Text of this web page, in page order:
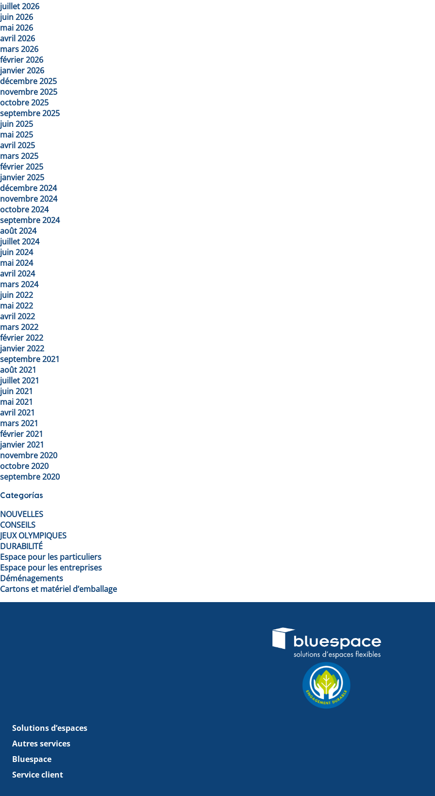
juillet 2026
juin 2026
mai 2026
avril 2026
mars 2026
février 2026
janvier 2026
décembre 2025
novembre 2025
octobre 2025
septembre 2025
juin 2025
mai 2025
avril 2025
mars 2025
février 2025
janvier 2025
décembre 2024
novembre 2024
octobre 2024
septembre 2024
août 2024
juillet 2024
juin 2024
mai 2024
avril 2024
mars 2024
juin 2022
mai 2022
avril 2022
mars 2022
février 2022
janvier 2022
septembre 2021
août 2021
juillet 2021
juin 2021
mai 2021
avril 2021
mars 2021
février 2021
janvier 2021
novembre 2020
octobre 2020
septembre 2020
Categorías
NOUVELLES
CONSEILS
JEUX OLYMPIQUES
DURABILITÉ
Espace pour les particuliers
Espace pour les entreprises
Déménagements
Cartons et matériel d’emballage
Solutions d’espaces
Autres services
Bluespace
Service client